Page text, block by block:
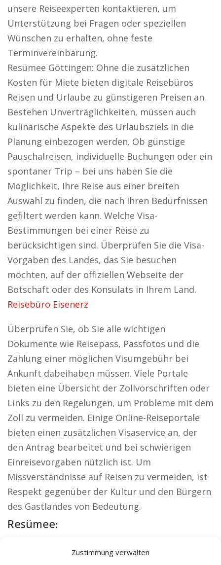
Zustimmung verwalten
unsere Reiseexperten kontaktieren, um
Unterstützung bei Fragen oder speziellen
Wünschen zu erhalten, ohne feste
Terminvereinbarung.
Resümee Göttingen: Ohne die zusätzlichen
Kosten für Miete bieten digitale Reisebüros
Reisen und Urlaube zu günstigeren Preisen an.
Bestehen Unverträglichkeiten, müssen auch
kulinarische Aspekte des Urlaubsziels in die
Planung einbezogen werden. Ob günstige
Pauschalreisen, individuelle Buchungen oder ein
spontaner Trip – bei uns haben Sie die
Möglichkeit, Ihre Reise aus einer breiten
Auswahl zu finden, die nach Ihren Bedürfnissen
gefiltert werden kann. Welche Visa-
Bestimmungen bei einer Reise zu
berücksichtigen sind. Überprüfen Sie die Visa-
Vorgaben des Landes, das Sie besuchen
möchten, auf der offiziellen Webseite der
Botschaft oder des Konsulats in Ihrem Land.
Reisebüro Eisenerz
Überprüfen Sie, ob Sie alle wichtigen
Dokumente wie Reisepass, Passfotos und die
Zahlung einer möglichen Visumgebühr bei
Ankunft dabeihaben müssen. Viele Portale
bieten eine Übersicht der Zollvorschriften oder
Links zu den Regelungen, um Probleme mit dem
Zoll zu vermeiden. Einige Online-Reiseportale
bieten einen zusätzlichen Visaservice an, der
den Antrag bearbeitet und bei schwierigen
Einreisevorgaben nützlich ist. Um
Missverständnisse auf Reisen zu vermeiden, ist
Respekt gegenüber der Kultur und den Bürgern
des Gastlandes von Bedeutung.
Resümee:
Kirche Göttingen|Autovermietung